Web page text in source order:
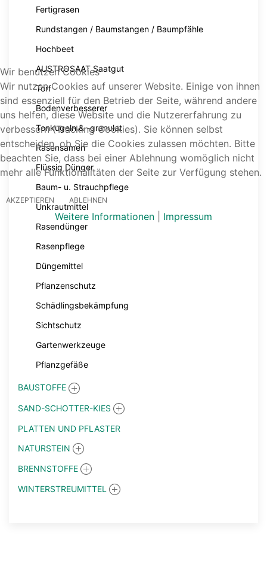
Fertigrasen
Rundstangen / Baumstangen / Baumpfähle
Hochbeet
AUSTROSAAT Saatgut
Torf
Bodenverbesserer
Tonkugeln & -granulat
Rasensamen
Flüssig Dünger
Baum- u. Strauchpflege
Unkrautmittel
Rasendünger
Rasenpflege
Düngemittel
Pflanzenschutz
Schädlingsbekämpfung
Sichtschutz
Gartenwerkzeuge
Pflanzgefäße
BAUSTOFFE
SAND-SCHOTTER-KIES
PLATTEN UND PFLASTER
NATURSTEIN
BRENNSTOFFE
WINTERSTREUMITTEL
Wir benutzen Cookies
Wir nutzen Cookies auf unserer Website. Einige von ihnen
sind essenziell für den Betrieb der Seite, während andere
uns helfen, diese Website und die Nutzererfahrung zu
verbessern (Tracking Cookies). Sie können selbst
entscheiden, ob Sie die Cookies zulassen möchten. Bitte
beachten Sie, dass bei einer Ablehnung womöglich nicht
mehr alle Funktionalitäten der Seite zur Verfügung stehen.
AKZEPTIEREN ABLEHNEN
Weitere Informationen Impressum